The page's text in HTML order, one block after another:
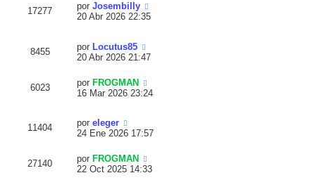
17277 por Josembilly
20 Abr 2026 22:35
8455 por Locutus85
20 Abr 2026 21:47
6023 por FROGMAN
16 Mar 2026 23:24
11404 por eleger
24 Ene 2026 17:57
27140 por FROGMAN
22 Oct 2025 14:33